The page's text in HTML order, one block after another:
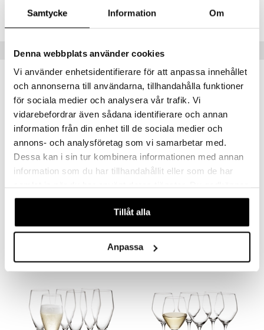
Samtycke Information Om
Denna webbplats använder cookies
Vi använder enhetsidentifierare för att anpassa innehållet
och annonserna till användarna, tillhandahålla funktioner
för sociala medier och analysera vår trafik. Vi
vidarebefordrar även sådana identifierare och annan
information från din enhet till de sociala medier och
annons- och analysföretag som vi samarbetar med.
Dessa kan i sin tur kombinera informationen med annan
information som du har tillhandahållit eller som de har
våra cookies vid fortsatt användande av vår webbplats.
Tillåt alla
Anpassa
IVV42-1-XX
Vinkkejä sinulle
Perfection Bourgogne 50 cl 6 kpl / pakkaus
79,40 €
Perfection -punaviinilasi 43 cl 6 kpl / pakkaus
HOLMEGAARD
75 €
& Korit
& Tyynyliinat
& Peitot